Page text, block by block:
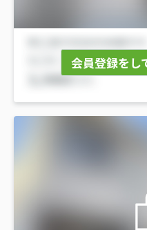
会員登録をし